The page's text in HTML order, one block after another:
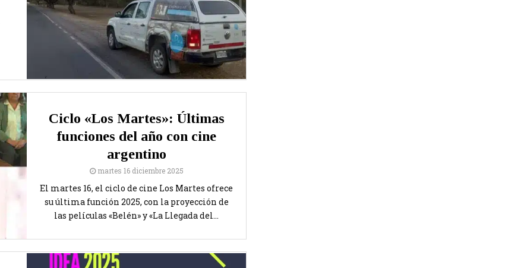
Ciclo «Los Martes»: Últimas
funciones del año con cine
argentino
martes 16 diciembre 2025
El martes 16, el ciclo de cine Los Martes ofrece
su última función 2025, con la proyección de
las películas «Belén» y «La Llegada del...